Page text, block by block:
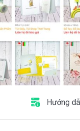
Hướng